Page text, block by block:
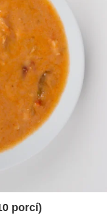
porcí)